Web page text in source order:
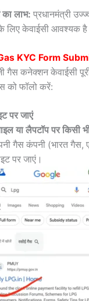
का लाभ: प्रधानमंत्री
लिए केवाईसी आवश्यक
KYC Form
गैस कनेक्शन केवाईसी
को फॉलो करें:
पर जाएं
या लैपटॉप पर किसी
गैस कंपनी (भारत गैस,
पर जाएं।